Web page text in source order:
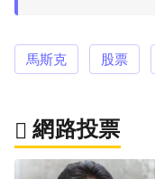
馬斯克 股票
網路投票